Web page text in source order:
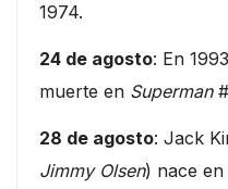
1974.
24 de agosto: En
muerte en Superman
28 de agosto: Jack
Jimmy Olsen) nace en